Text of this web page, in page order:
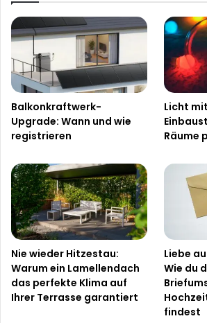
Balkonkraftwerk-
Upgrade: Wann und wie
registrieren
Licht
Räume
Nie wieder Hitzestau:
Warum ein Lamellendach
das perfekte Klima auf
Ihrer Terrasse garantiert
Liebe
Wie du
findest